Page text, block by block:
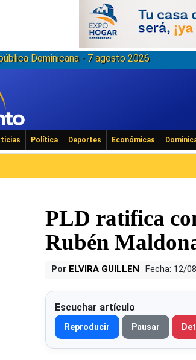
Dominicana - 7 agosto 2026
Política Deportes Económicas
PLD ratifica
Rubén
Por ELVIRA GUILLEN Fecha: 12/
Escuchar artículo
Reproducir Pausar